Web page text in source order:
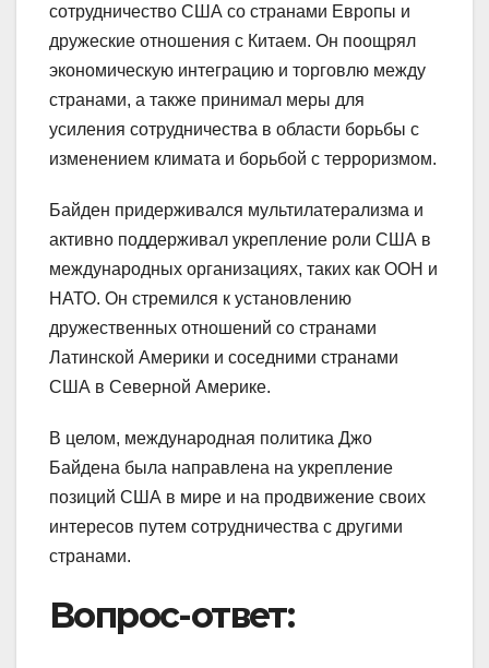
сотрудничество США со странами Европы и
дружеские отношения с Китаем. Он поощрял
экономическую интеграцию и торговлю между
странами, а также принимал меры для
усиления сотрудничества в области борьбы с
изменением климата и борьбой с терроризмом.
Байден придерживался мультилатерализма и
активно поддерживал укрепление роли США в
международных организациях, таких как ООН и
НАТО. Он стремился к установлению
дружественных отношений со странами
Латинской Америки и соседними странами
США в Северной Америке.
В целом, международная политика Джо
Байдена была направлена на укрепление
позиций США в мире и на продвижение своих
интересов путем сотрудничества с другими
странами.
Вопрос-ответ: